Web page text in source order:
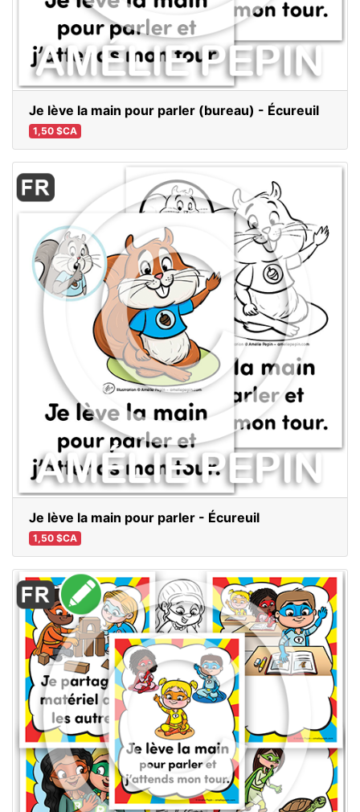
Je lève la main pour parler (bureau) - Écureuil
1,50 $CA
Je lève la main pour parler - Écureuil
1,50 $CA